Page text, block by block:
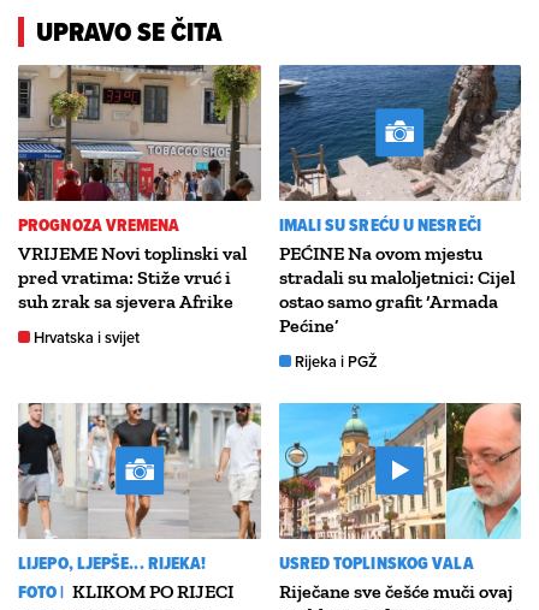
UPRAVO SE ČITA
PROGNOZA VREMENA
VRIJEME Novi toplinski val
pred vratima: Stiže vruć i
suh zrak sa sjevera Afrike
Hrvatska i svijet
IMALI SU SREĆU U NESREČI
PEĆINE Na ovom mjestu
stradali su maloljetnici: Cijel
ostao samo grafit ‘Armada
Pećine’
Rijeka i PGŽ
LIJEPO, LJEPŠE... RIJEKA!
FOTO | KLIKOM PO RIJECI
USRED TOPLINSKOG VALA
Riječane sve češće muči ovaj